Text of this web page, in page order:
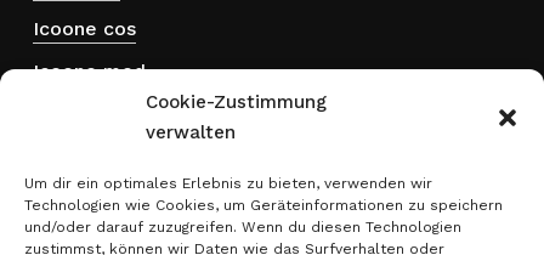
Cookie-Zustimmung
verwalten
Um dir ein optimales Erlebnis zu bieten, verwenden wir
Technologien wie Cookies, um Geräteinformationen zu speichern
und/oder darauf zuzugreifen. Wenn du diesen Technologien
zustimmst, können wir Daten wie das Surfverhalten oder
Icoone cos
Icoone med
Hydra touch H₂
Rechtliches